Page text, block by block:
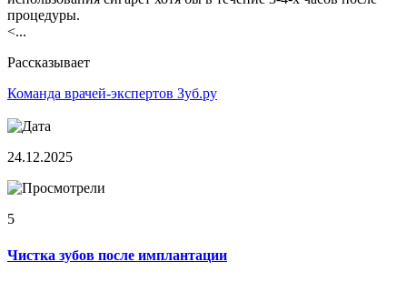
процедуры.
<...
Рассказывает
Команда врачей-экспертов Зуб.ру
24.12.2025
5
Чистка зубов после имплантации